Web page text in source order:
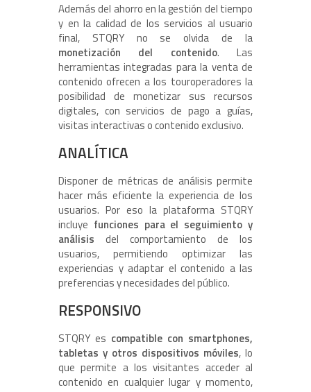
Además del ahorro en la gestión del tiempo
y en la calidad de los servicios al usuario
final, STQRY no se olvida de la
monetización del contenido. Las
herramientas integradas para la venta de
contenido ofrecen a los touroperadores la
posibilidad de monetizar sus recursos
digitales, con servicios de pago a guías,
visitas interactivas o contenido exclusivo.
ANALÍTICA
Disponer de métricas de análisis permite
hacer más eficiente la experiencia de los
usuarios. Por eso la plataforma STQRY
incluye funciones para el seguimiento y
análisis del comportamiento de los
usuarios, permitiendo optimizar las
experiencias y adaptar el contenido a las
preferencias y necesidades del público.
RESPONSIVO
STQRY es compatible con smartphones,
tabletas y otros dispositivos móviles, lo
que permite a los visitantes acceder al
contenido en cualquier lugar y momento,